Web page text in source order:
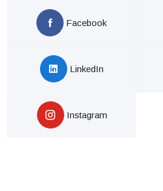
Facebook
LinkedIn
Instagram